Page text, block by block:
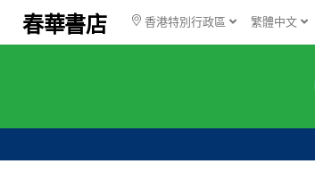
春華書店 香港特別行政區 繁體中文